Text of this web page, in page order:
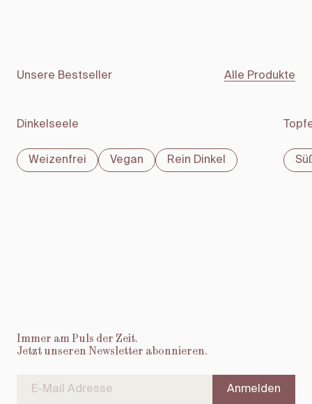
Unsere Bestseller Alle Produkte
Dinkelseele
Weizenfrei Vegan Rein Dinkel
Immer am Puls der Zeit.
Jetzt unseren Newsletter abonnieren.